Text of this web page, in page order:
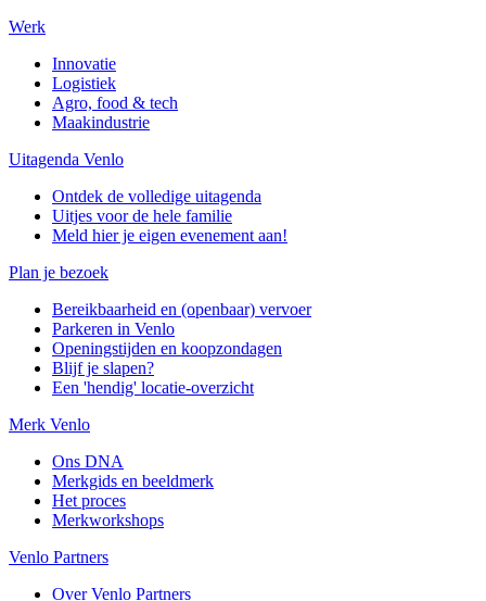
Werk
Innovatie
Logistiek
Agro, food & tech
Maakindustrie
Uitagenda Venlo
Ontdek de volledige uitagenda
Uitjes voor de hele familie
Meld hier je eigen evenement aan!
Plan je bezoek
Bereikbaarheid en (openbaar) vervoer
Parkeren in Venlo
Openingstijden en koopzondagen
Blijf je slapen?
Een 'hendig' locatie-overzicht
Merk Venlo
Ons DNA
Merkgids en beeldmerk
Het proces
Merkworkshops
Venlo Partners
Over Venlo Partners